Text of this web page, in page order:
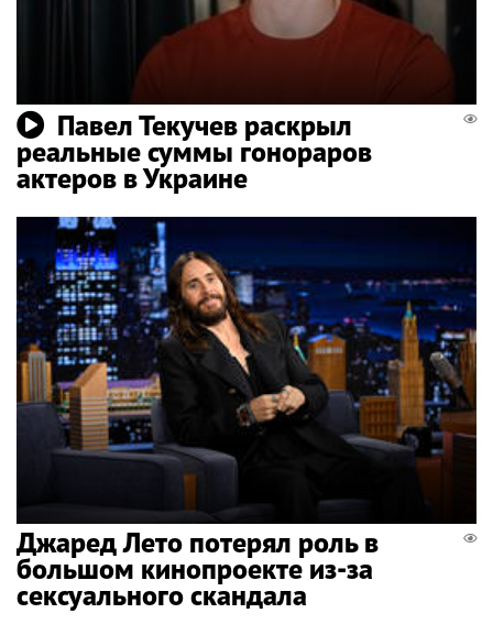
Павел Текучев раскрыл
реальные суммы гонораров
актеров в Украине
Джаред Лето потерял роль в
большом кинопроекте из-за
сексуального скандала